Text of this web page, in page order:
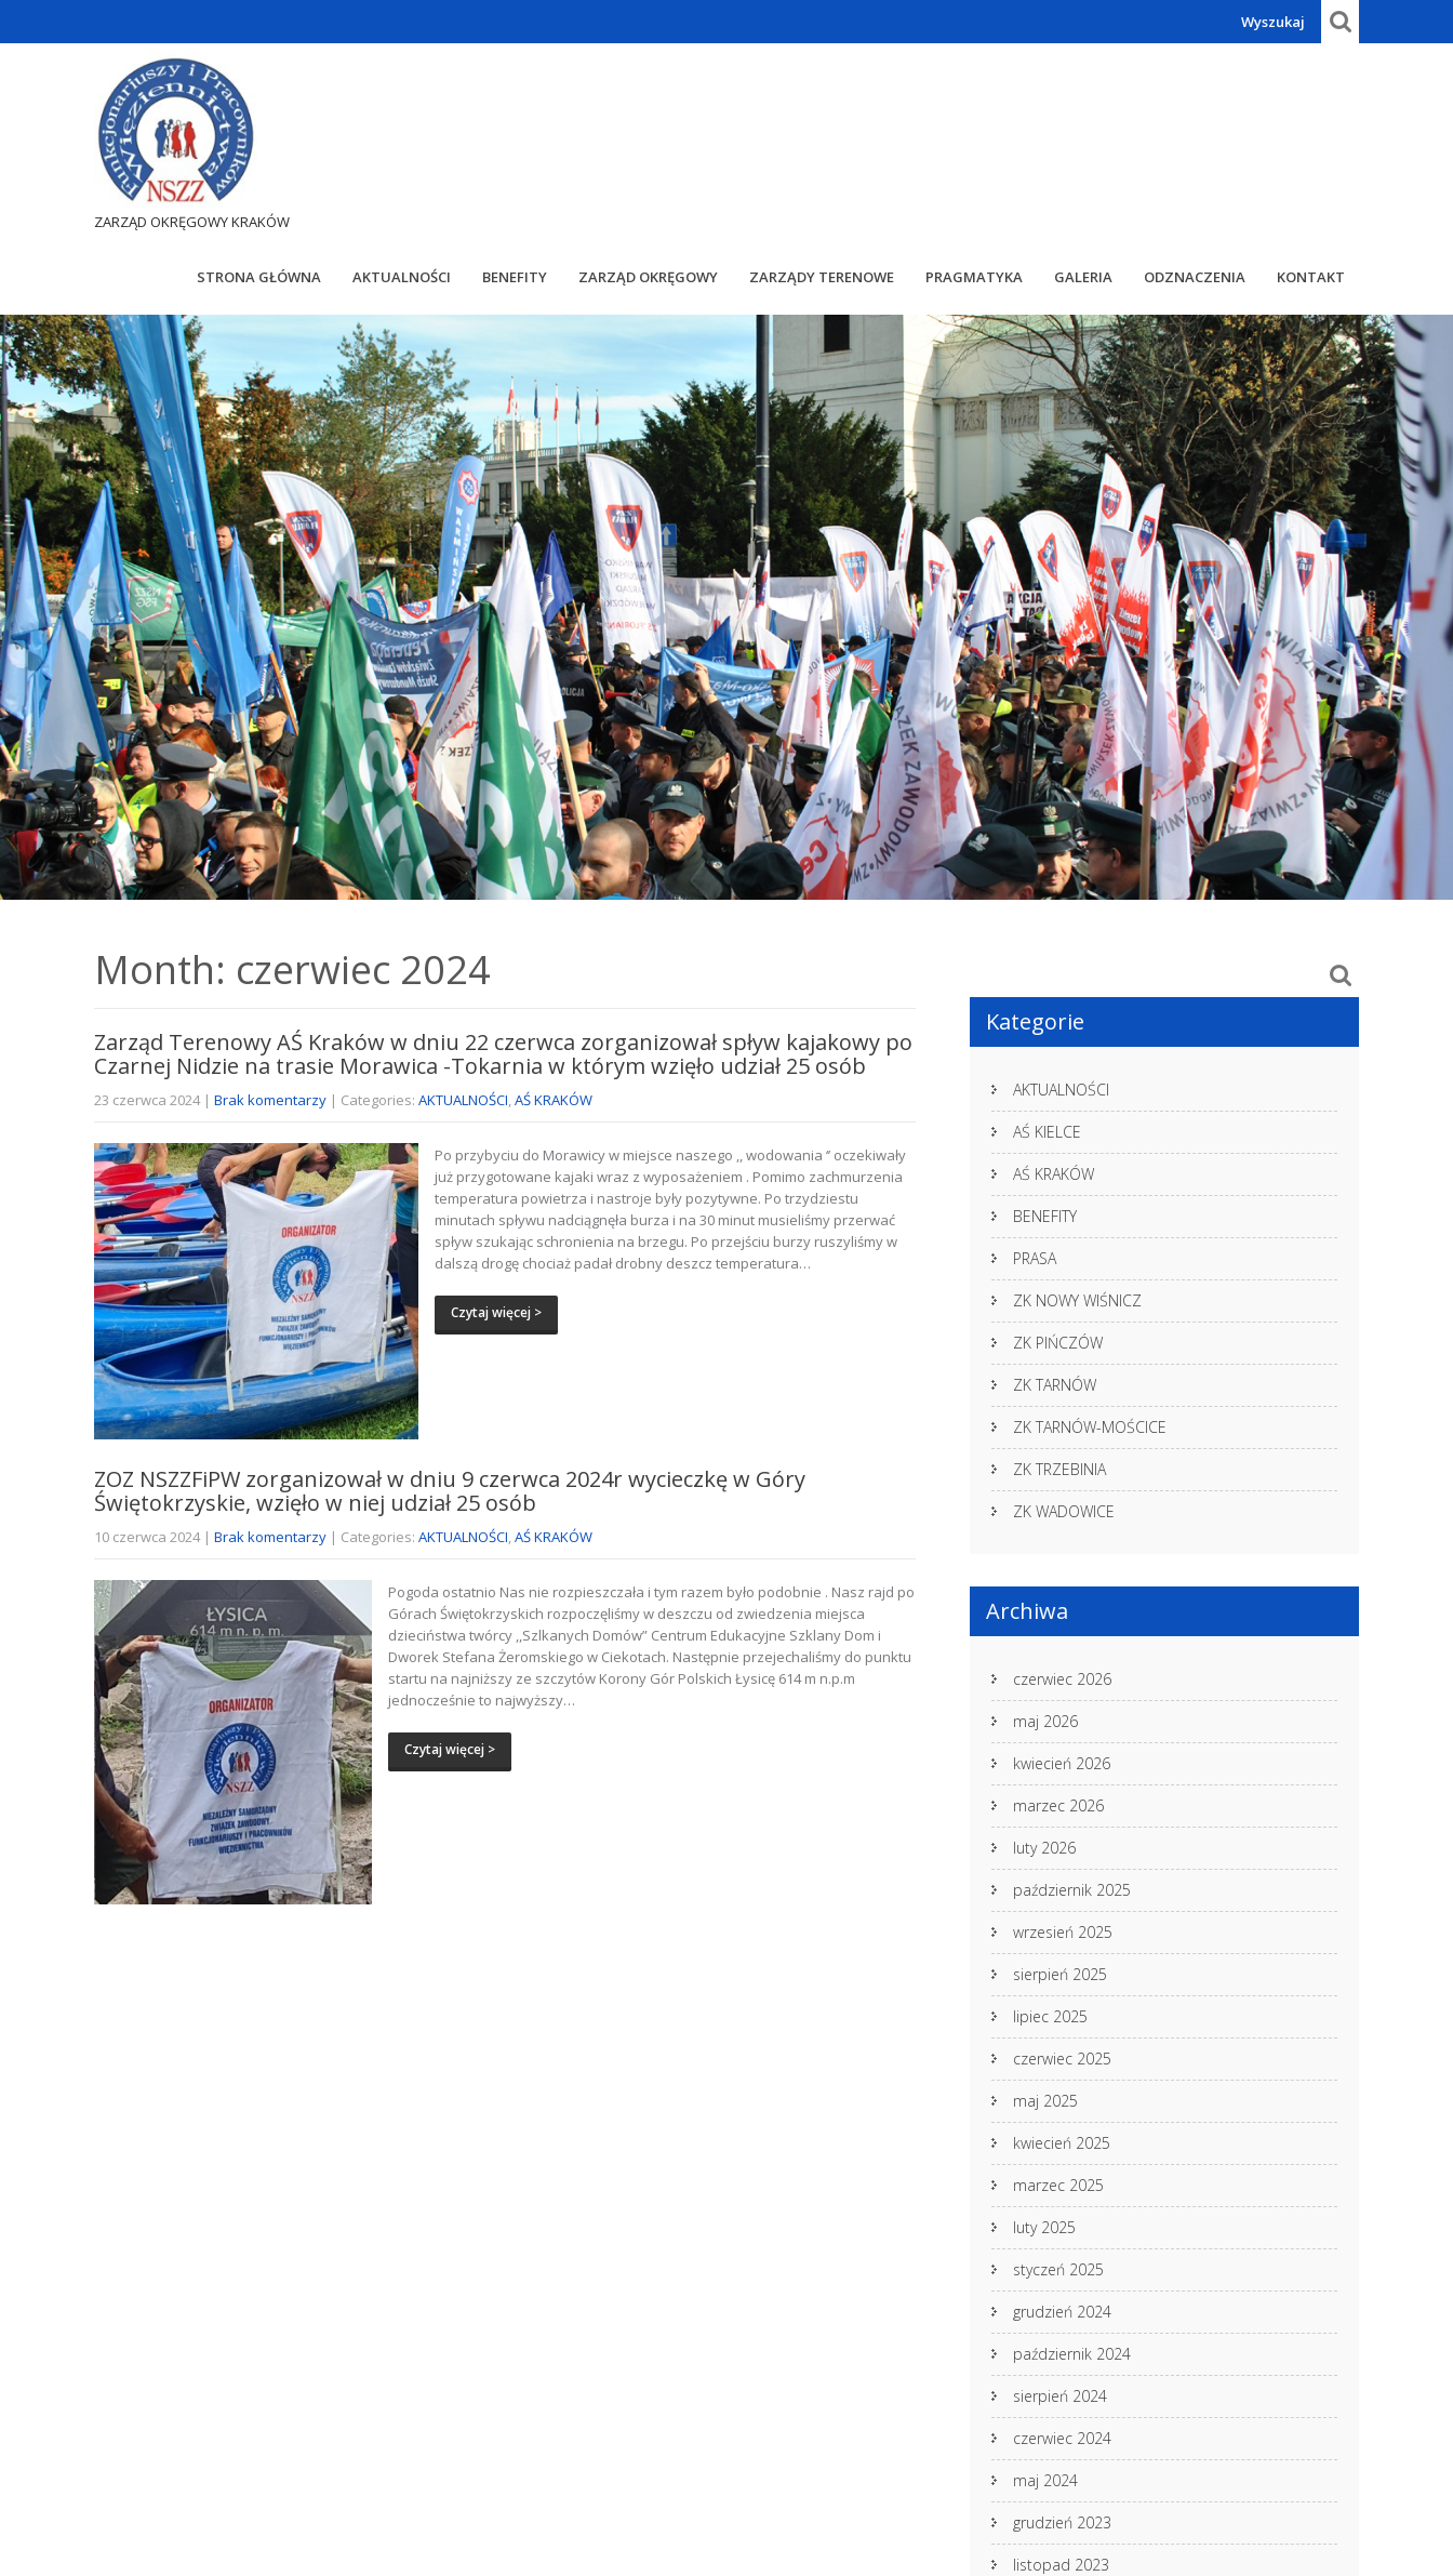
Wyszukaj
ZARZĄD OKRĘGOWY KRAKÓW
STRONA GŁÓWNA AKTUALNOŚCI BENEFITY ZARZĄD OKRĘGOWY ZARZĄDY TERENOWE PRAGMATYKA GALERIA ODZNACZENIA KONTAKT
Month: czerwiec 2024
Zarząd Terenowy AŚ Kraków w dniu 22 czerwca zorganizował spływ kajakowy po
Czarnej Nidzie na trasie Morawica -Tokarnia w którym wzięło udział 25 osób
23 czerwca 2024 | Brak komentarzy | Categories: AKTUALNOŚCI,AŚ KRAKÓW
Po przybyciu do Morawicy w miejsce naszego ,, wodowania ‘’ oczekiwały
już przygotowane kajaki wraz z wyposażeniem . Pomimo zachmurzenia
temperatura powietrza i nastroje były pozytywne. Po trzydziestu
minutach spływu nadciągnęła burza i na 30 minut musieliśmy przerwać
spływ szukając schronienia na brzegu. Po przejściu burzy ruszyliśmy w
dalszą drogę chociaż padał drobny deszcz temperatura…
Czytaj więcej >
ZOZ NSZZFiPW zorganizował w dniu 9 czerwca 2024r wycieczkę w Góry
Świętokrzyskie, wzięło w niej udział 25 osób
10 czerwca 2024 | Brak komentarzy | Categories: AKTUALNOŚCI,AŚ KRAKÓW
Pogoda ostatnio Nas nie rozpieszczała i tym razem było podobnie . Nasz rajd po
Górach Świętokrzyskich rozpoczęliśmy w deszczu od zwiedzenia miejsca
dzieciństwa twórcy ,,Szlkanych Domów” Centrum Edukacyjne Szklany Dom i
Dworek Stefana Żeromskiego w Ciekotach. Następnie przejechaliśmy do punktu
startu na najniższy ze szczytów Korony Gór Polskich Łysicę 614 m n.p.m
jednocześnie to najwyższy…
Czytaj więcej >
Kategorie
AKTUALNOŚCI
AŚ KIELCE
AŚ KRAKÓW
BENEFITY
PRASA
ZK NOWY WIŚNICZ
ZK PIŃCZÓW
ZK TARNÓW
ZK TARNÓW-MOŚCICE
ZK TRZEBINIA
ZK WADOWICE
Archiwa
czerwiec 2026
maj 2026
kwiecień 2026
marzec 2026
luty 2026
październik 2025
wrzesień 2025
sierpień 2025
lipiec 2025
czerwiec 2025
maj 2025
kwiecień 2025
marzec 2025
luty 2025
styczeń 2025
grudzień 2024
październik 2024
sierpień 2024
czerwiec 2024
maj 2024
grudzień 2023
listopad 2023